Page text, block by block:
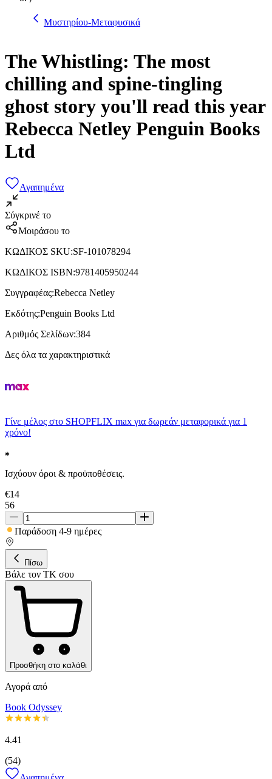
Μυστηρίου-Μεταφυσικά
The Whistling: The most
chilling and spine-tingling
ghost story you'll read this year
Rebecca Netley Penguin Books
Ltd
Αγαπημένα
Σύγκρινέ το
Μοιράσου το
ΚΩΔΙΚΟΣ SKU:SF-101078294
ΚΩΔΙΚΟΣ ISBN:9781405950244
Συγγραφέας:Rebecca Netley
Εκδότης:Penguin Books Ltd
Αριθμός Σελίδων:384
Δες όλα τα χαρακτηριστικά
Γίνε μέλος στο SHOPFLIX max για δωρεάν μεταφορικά για 1
χρόνο!
Ισχύουν όροι & προϋποθέσεις.
€14
56
Παράδοση 4-9 ημέρες
Πίσω
Βάλε τον ΤΚ σου
Προσθήκη στο καλάθι
Αγορά από
Book Odyssey
4.41
(54)